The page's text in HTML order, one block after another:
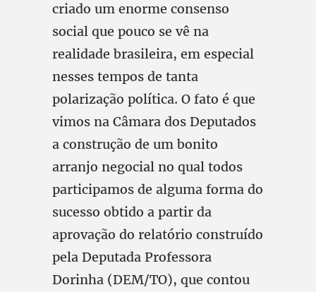
criado um enorme consenso
social que pouco se vê na
realidade brasileira, em especial
nesses tempos de tanta
polarização política. O fato é que
vimos na Câmara dos Deputados
a construção de um bonito
arranjo negocial no qual todos
participamos de alguma forma do
sucesso obtido a partir da
aprovação do relatório construído
pela Deputada Professora
Dorinha (DEM/TO), que contou